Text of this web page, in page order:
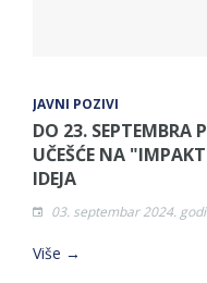
JAVNI POZIVI
DO 23. SEPTEMBRA
UČEŠĆE NA
IDEJA
03. septembar 2024.
Više →